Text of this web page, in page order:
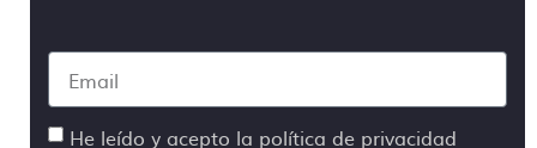
He leído y acepto la política de privacidad